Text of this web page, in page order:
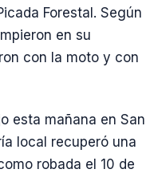
Forestal. Según
en su
con la moto y con
esta mañana en San
local recuperó una
robada el 10 de